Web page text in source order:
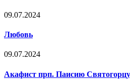
09.07.2024
Любовь
09.07.2024
Акафист прп. Паисию Святогорцу